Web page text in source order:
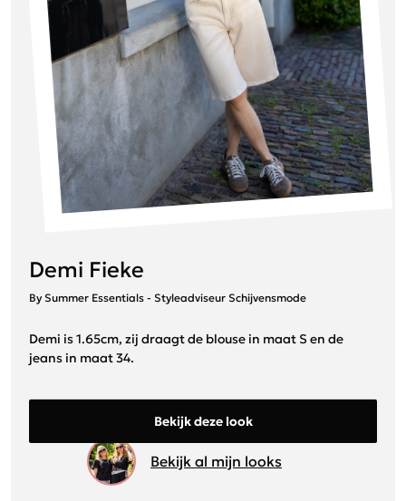
Demi Fieke
By Summer Essentials - Styleadviseur Schijvensmode
Demi is 1.65cm, zij draagt de blouse in maat S en de
jeans in maat 34.
Bekijk deze look
Bekijk al mijn looks